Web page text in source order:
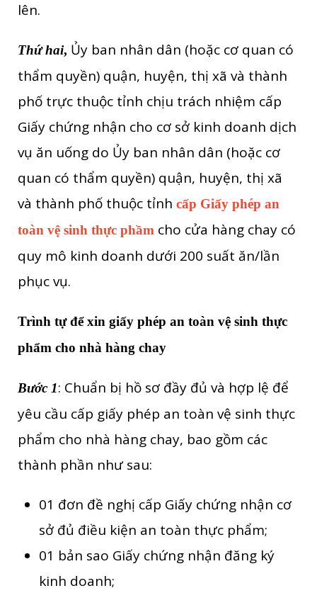
lên.
Thứ hai, Ủy ban nhân dân (hoặc cơ quan có
thẩm quyền) quận, huyện, thị xã và thành
phố trực thuộc tỉnh chịu trách nhiệm cấp
Giấy chứng nhận cho cơ sở kinh doanh dịch
vụ ăn uống do Ủy ban nhân dân (hoặc cơ
quan có thẩm quyền) quận, huyện, thị xã
và thành phố thuộc tỉnh cấp Giấy phép an
toàn vệ sinh thực phầm cho cửa hàng chay có
quy mô kinh doanh dưới 200 suất ăn/lần
phục vụ.
Trình tự để xin giấy phép an toàn vệ sinh thực
phẩm cho nhà hàng chay
Bước 1: Chuẩn bị hồ sơ đầy đủ và hợp lệ để
yêu cầu cấp giấy phép an toàn vệ sinh thực
phẩm cho nhà hàng chay, bao gồm các
thành phần như sau:
01 đơn đề nghị cấp Giấy chứng nhận cơ
sở đủ điều kiện an toàn thực phẩm;
01 bản sao Giấy chứng nhận đăng ký
kinh doanh;